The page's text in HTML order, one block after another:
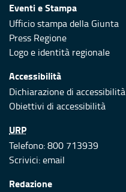
Eventi e Stampa
Ufficio stampa della Giunta
Press Regione
Logo e identità regionale
Accessibilità
Dichiarazione di accessibilità
Obiettivi di accessibilità
URP
Telefono: 800 713939
Scrivici:email
Redazione